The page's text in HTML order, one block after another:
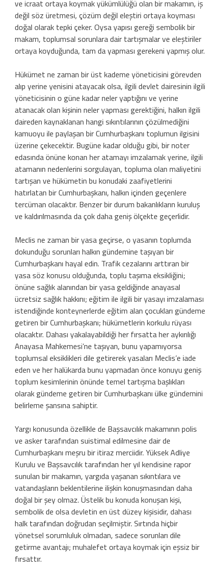
ve icraat ortaya koymak yükümlülüğü olan bir makamın, iş
değil söz üretmesi, çözüm değil eleştiri ortaya koyması
doğal olarak tepki çeker. Oysa yapısı gereği sembolik bir
makam, toplumsal sorunlara dair tartışmalar ve eleştiriler
ortaya koyduğunda, tam da yapması gerekeni yapmış olur.
Hükümet ne zaman bir üst kademe yöneticisini görevden
alıp yerine yenisini atayacak olsa, ilgili devlet dairesinin ilgili
yöneticisinin o güne kadar neler yaptığını ve yerine
atanacak olan kişinin neler yapması gerektiğini, halkın ilgili
daireden kaynaklanan hangi sıkıntılarının çözülmediğini
kamuoyu ile paylaşan bir Cumhurbaşkanı toplumun ilgisini
üzerine çekecektir. Bugüne kadar olduğu gibi, bir noter
edasında önüne konan her atamayı imzalamak yerine, ilgili
atamanın nedenlerini sorgulayan, topluma olan maliyetini
tartışan ve hükümetin bu konudaki zaafiyetlerini
hatırlatan bir Cumhurbaşkanı, halkın içinden geçenlere
tercüman olacaktır. Benzer bir durum bakanlıkların kuruluş
ve kaldırılmasında da çok daha geniş ölçekte geçerlidir.
Meclis ne zaman bir yasa geçirse, o yasanın toplumda
dokunduğu sorunları halkın gündemine taşıyan bir
Cumhurbaşkanı hayal edin. Trafik cezalarını arttıran bir
yasa söz konusu olduğunda, toplu taşıma eksikliğini;
önüne sağlık alanından bir yasa geldiğinde anayasal
ücretsiz sağlık hakkını; eğitim ile ilgili bir yasayı imzalaması
istendiğinde konteynerlerde eğitim alan çocukları gündeme
getiren bir Cumhurbaşkanı; hükümetlerin korkulu rüyası
olacaktır. Dahası yakalayabildiği her fırsatta her aykırılığı
Anayasa Mahkemesi’ne taşıyan, bunu yapamıyorsa
toplumsal eksiklikleri dile getirerek yasaları Meclis’e iade
eden ve her halükarda bunu yapmadan önce konuyu geniş
toplum kesimlerinin önünde temel tartışma başlıkları
olarak gündeme getiren bir Cumhurbaşkanı ülke gündemini
belirleme şansına sahiptir.
Yargı konusunda özellikle de Başsavcılık makamının polis
ve asker tarafından suistimal edilmesine dair de
Cumhurbaşkanı meşru bir itiraz merciidir. Yüksek Adliye
Kurulu ve Başsavcılık tarafından her yıl kendisine rapor
sunulan bir makamın, yargıda yaşanan sıkıntılara ve
vatandaşların beklentilerine ilişkin konuşmasından daha
doğal bir şey olmaz. Üstelik bu konuda konuşan kişi,
sembolik de olsa devletin en üst düzey kişisidir, dahası
halk tarafından doğrudan seçilmiştir. Sırtında hiçbir
yönetsel sorumluluk olmadan, sadece sorunları dile
getirme avantajı; muhalefet ortaya koymak için eşsiz bir
fırsattır.